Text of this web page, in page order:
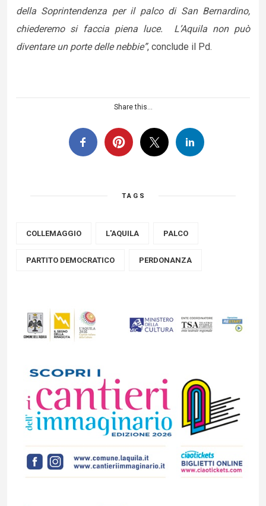
della Soprintendenza per il palco di San Bernardino,
chiederemo si faccia piena luce. L’Aquila non può
diventare un porte delle nebbie”, conclude il Pd.
Share this...
TAGS
COLLEMAGGIO L'AQUILA PALCO
PARTITO DEMOCRATICO PERDONANZA